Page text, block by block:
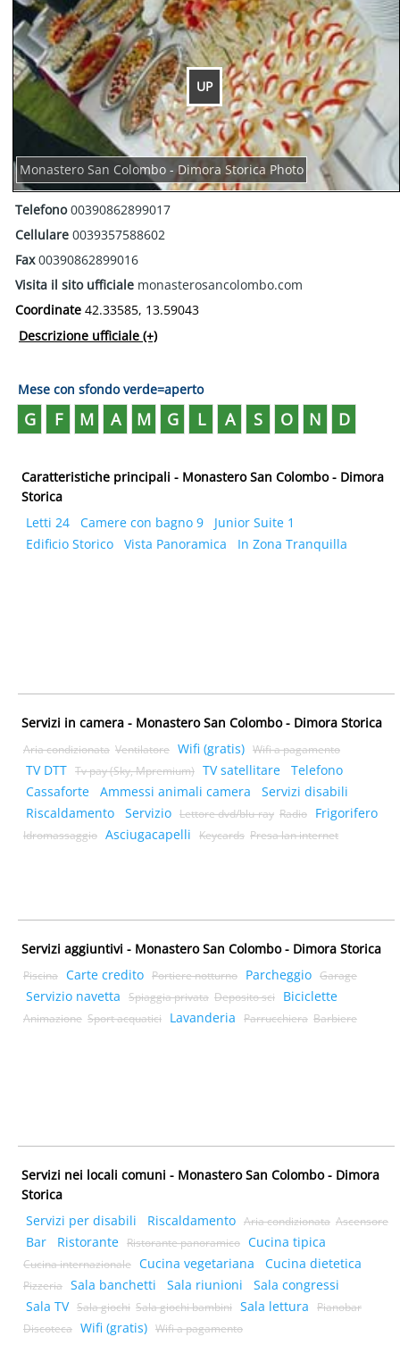
UP
Monastero San Colombo - Dimora Storica Photo
Telefono00390862899017
Cellulare 0039357588602
Fax00390862899016
Visita il sito ufficiale monasterosancolombo.com
Coordinate 42.33585, 13.59043
Descrizione ufficiale (+)
Mese con sfondo verde=aperto
G F M A M G L A S O N D
Caratteristiche principali - Monastero San Colombo - Dimora
Storica
Letti 24
Camere con bagno 9
Junior Suite 1
Edificio Storico
Vista Panoramica In Zona Tranquilla
Servizi in camera - Monastero San Colombo - Dimora Storica
Aria condizionata Ventilatore Wifi (gratis) Wifi a pagamento
TV DTT Tv pay (Sky, Mpremium) TV satellitare
Telefono
Cassaforte
Ammessi animali camera
Servizi disabili
Riscaldamento
Servizio Lettore dvd/blu-ray Radio Frigorifero
Idromassaggio Asciugacapelli Keycards Presa lan internet
Servizi aggiuntivi - Monastero San Colombo - Dimora Storica
Piscina Carte credito Portiere notturno Parcheggio Garage
Servizio navetta Spiaggia privata Deposito sci Biciclette
Animazione Sport acquatici Lavanderia Parrucchiera Barbiere
Servizi nei locali comuni - Monastero San Colombo - Dimora
Storica
Servizi per disabili
Riscaldamento Aria condizionata Ascensore
Bar Ristorante Ristorante panoramico Cucina tipica
Cucina internazionale Cucina vegetariana Cucina dietetica
Pizzeria Sala banchetti Sala riunioni
Sala congressi
Sala TV Sala giochi Sala giochi bambini Sala lettura
Pianobar
Discoteca Wifi (gratis) Wifi a pagamento